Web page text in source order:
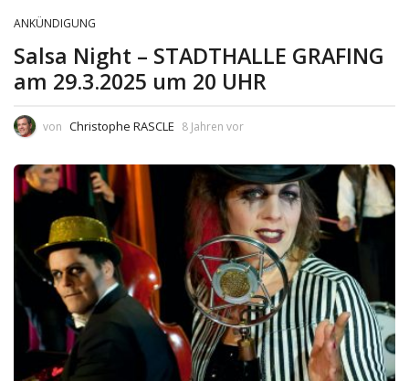
ANKÜNDIGUNG
Salsa Night – STADTHALLE GRAFING
am 29.3.2025 um 20 UHR
von Christophe RASCLE 8 Jahren vor